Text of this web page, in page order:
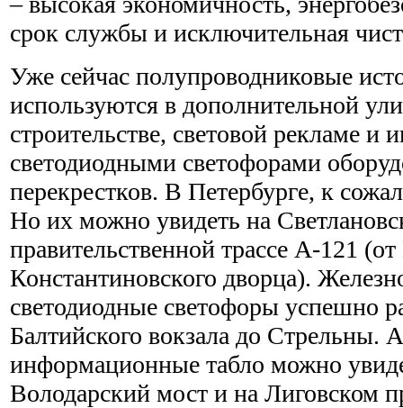
срок службы и исключительная
Уже сейчас полупроводниковые
используются в дополнительной
строительстве, световой рекламе и
светодиодными светофорами
перекрестков. В Петербурге, к
Но их можно увидеть на
правительственной трассе А-121
Константиновского дворца).
светодиодные светофоры успешно
Балтийского вокзала до Стрельны.
информационные табло можно
Володарский мост и на Лиговском